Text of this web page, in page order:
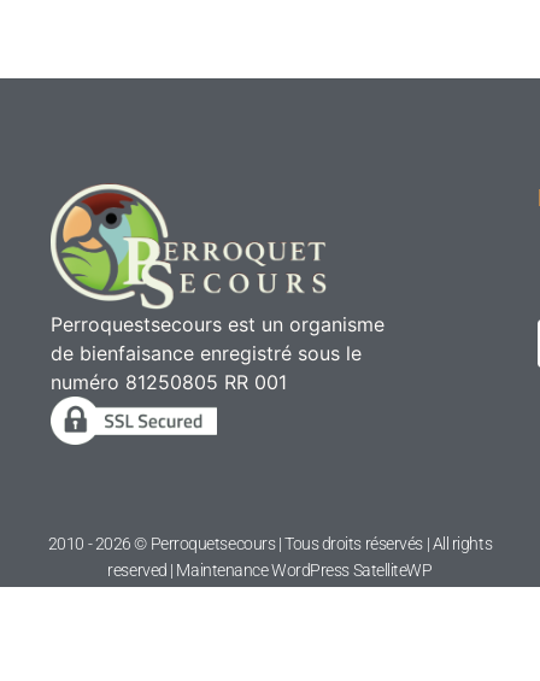
Perroquestsecours est un organisme
de bienfaisance enregistré sous le
numéro 81250805 RR 001
2010 - 2026 © Perroquetsecours | Tous droits réservés | All rights
reserved | Maintenance WordPress
SatelliteWP